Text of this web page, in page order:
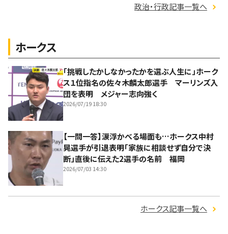
政治・行政記事一覧へ
ホークス
「挑戦したかしなかったかを選ぶ人生に」ホーク
ス１位指名の佐々木麟太郎選手 マーリンズ入
団を表明 メジャー志向強く
2026/07/19 18:30
【一問一答】涙浮かべる場面も…ホークス中村
晃選手が引退表明「家族に相談せず自分で決
断」直後に伝えた2選手の名前 福岡
2026/07/03 14:30
ホークス記事一覧へ